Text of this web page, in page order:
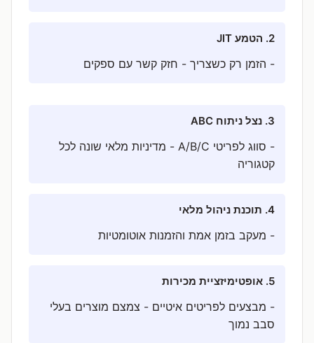
2. הטמע JIT
- הזמן רק כשצריך - חזק קשר עם ספקים
3. נצל ניתוח ABC
- סווג לפריטי A/B/C - מדיניות מלאי שונה לכל
קטגוריה
4. תוכנת ניהול מלאי
- מעקב בזמן אמת והזמנות אוטומטיות
5. אופטימיזציית מכירות
- מבצעים לפריטים איטיים - צמצם מוצרים בעלי
סבב נמוך